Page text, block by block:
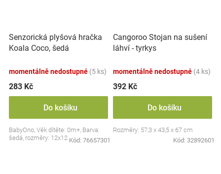
Senzorická plyšová hračka
Koala Coco, šedá
momentálně nedostupné (5 ks)
283 Kč
Do košíku
BabyOno, Věk dítěte: 0m+, Barva:
šedá, rozměry: 12x12 cm.
Kód: 76657301
Cangoroo Stojan na sušení
láhví - tyrkys
momentálně nedostupné (4 ks)
392 Kč
Do košíku
Rozměry: 57,3 x 43,5 x 67 cm
Kód: 32892601